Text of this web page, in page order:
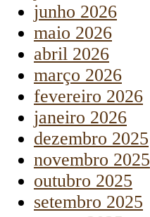
junho 2026
maio 2026
abril 2026
março 2026
fevereiro 2026
janeiro 2026
dezembro 2025
novembro 2025
outubro 2025
setembro 2025